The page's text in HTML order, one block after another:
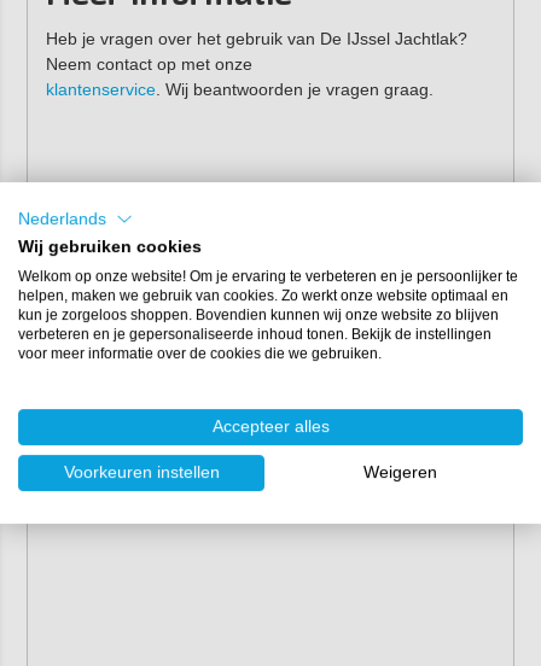
Heb je vragen over het gebruik van De IJssel Jachtlak?
Neem contact op met onze
klantenservice. Wij beantwoorden je vragen graag.
Nederlands
Wij gebruiken cookies
Welkom op onze website! Om je ervaring te verbeteren en je persoonlijker te
helpen, maken we gebruik van cookies. Zo werkt onze website optimaal en
kun je zorgeloos shoppen. Bovendien kunnen wij onze website zo blijven
verbeteren en je gepersonaliseerde inhoud tonen. Bekijk de instellingen
voor meer informatie over de cookies die we gebruiken.
Accepteer alles
Voorkeuren instellen Weigeren